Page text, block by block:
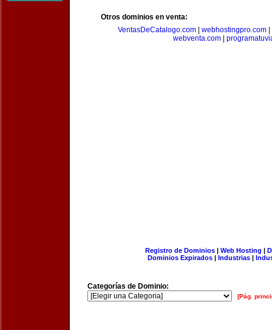
Otros dominios en venta:
VentasDeCatalogo.com| webhostingpro.com|
webventa.com|
Registro de Dominios| Web Hosting |
Dominios Expirados | Industrias |
Categorías de Dominio:
[Pág.